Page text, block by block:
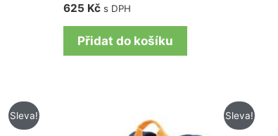
625 Kč s DPH
Přidat do košíku
Sleva! Sleva!
cena